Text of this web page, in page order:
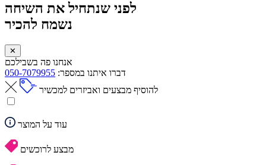
לפני שנתחיל את השיחה
נשמח להכיר
✕
אנחנו פה בשבילכם
דברו איתנו במספר: 050-7079955
להוסיף מבצעים ואביזרים למכשיר
עוד על המוצר
מבצע לרוכשים